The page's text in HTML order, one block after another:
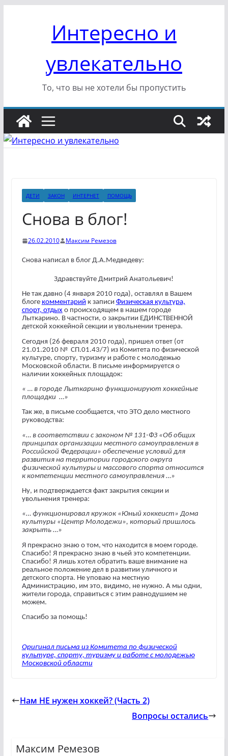
содержимомуИнтересно и
увлекательно
То, что вы не хотели бы пропустить
ДЕТИ ЗАКОН ИНТЕРНЕТ ПОМОЩЬ
Снова в блог!
26.02.2010 Максим Ремезов
Снова написал в блог Д.А.Медведеву:
Здравствуйте Дмитрий Анатольевич!
Не так давно (4 января 2010 года), оставлял в Вашем
блоге комментарийк записи Физическая культура,
спорт, отдых о происходящем в нашем городе
Лыткарино. В частности, о закрытии ЕДИНСТВЕННОЙ
детской хоккейной секции и увольнении тренера.
Сегодня (26 февраля 2010 года), пришел ответ (от
21.01.2010 № СП.01.43/7) из Комитета по физической
культуре, спорту, туризму и работе с молодежью
Московской области. В письме информируется о
наличии хоккейных площадок:
« … в городе Лыткарино функционируют хоккейные
площадки …»
Так же, в письме сообщается, что ЭТО дело местного
руководства:
«… в соответствии с законом № 131-ФЗ «Об общих
принципах организации местного самоуправления в
Российской Федерации» обеспечение условий для
развития на территории городского округа
физической культуры и массового спорта относится
к компетенции местного самоуправления …»
Ну, и подтверждается факт закрытия секции и
увольнения тренера:
«… функционировал кружок «Юный хоккеист» Дома
культуры «Центр Молодежи», который пришлось
закрыть …»
Я прекрасно знаю о том, что находится в моем городе.
Спасибо! Я прекрасно знаю в чьей это компетенции.
Спасибо! Я лишь хотел обратить ваше внимание на
реальное положение дел в развитии уличного и
детского спорта. Не уповаю на местную
Администрацию, им это, видимо, не нужно. А мы одни,
жители города, справиться с этим равнодушием не
можем.
Спасибо за помощь!
Оригинал письма из Комитета по физической
культуре, спорту, туризму и работе с молодежью
Московской области
Нам НЕ нужен хоккей? (Часть 2)
Вопросы остались
Максим Ремезов